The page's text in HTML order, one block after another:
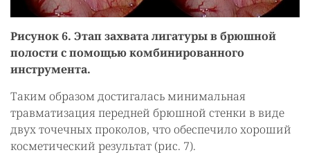
Рисунок 6. Этап захвата лигатуры в брюшной
полости с помощью комбинированного
инструмента.
Таким образом достигалась минимальная
травматизация передней брюшной стенки в виде
двух точечных проколов, что обеспечило хороший
косметический результат (рис. 7).